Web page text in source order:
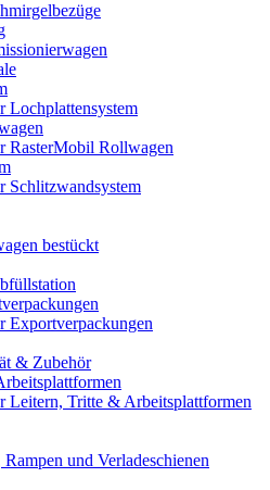
Lochplattensystem
RasterMobil Rollwagen
Schlitzwandsystem
bestückt
Exportverpackungen
& Zubehör
Leitern, Tritte & Arbeitsplattformen
und Verladeschienen